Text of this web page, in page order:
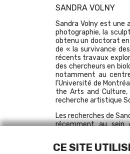
SANDRA VOLNY
Sandra Volny est une
photographie, la
obtenu un doctorat en
de « la survivance
récents travaux
des chercheurs en
notamment au
l’Université de
the Arts and
recherche artistique
Les recherches de
récemment au sein
Récits de la
CE SITE